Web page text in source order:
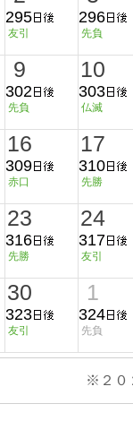
295
友引
296
先負
9
302
先負
10
303
仏滅
16
309
赤口
17
310
先勝
23
316
先勝
24
317
友引
30
323
友引
1
324
先負
※２０